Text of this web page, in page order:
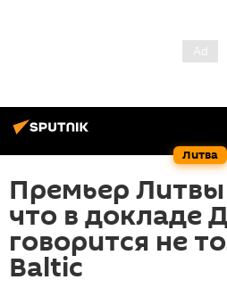
Литва
Премьер Литвы
что в докладе
говорится не
Baltic